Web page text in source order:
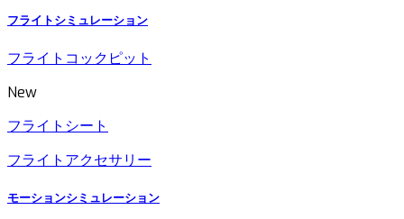
フライトシミュレーション
フライトコックピット
New
フライトシート
フライトアクセサリー
モーションシミュレーション